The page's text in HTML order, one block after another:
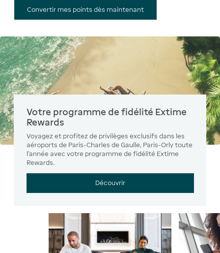
Convertir mes points dès maintenant
Votre programme de fidélité Extime
Rewards
Voyagez et profitez de privilèges exclusifs dans les
aéroports de Paris-Charles de Gaulle, Paris-Orly toute
l’année avec votre programme de fidélité Extime
Rewards.
Découvrir